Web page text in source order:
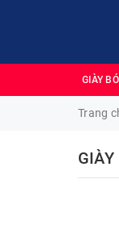
GIÀY
Trang